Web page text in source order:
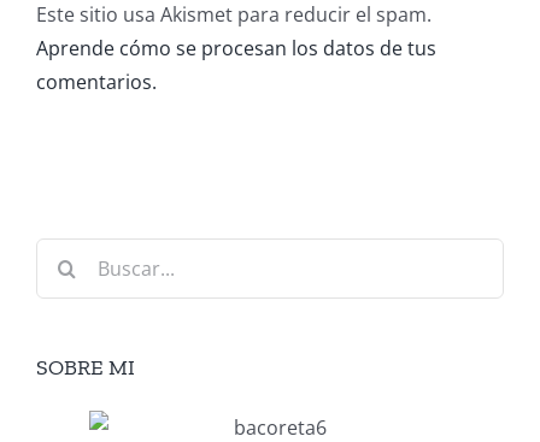
Este sitio usa Akismet para reducir el spam.
Aprende cómo se procesan los datos de tus
comentarios.
Buscar:
SOBRE MI